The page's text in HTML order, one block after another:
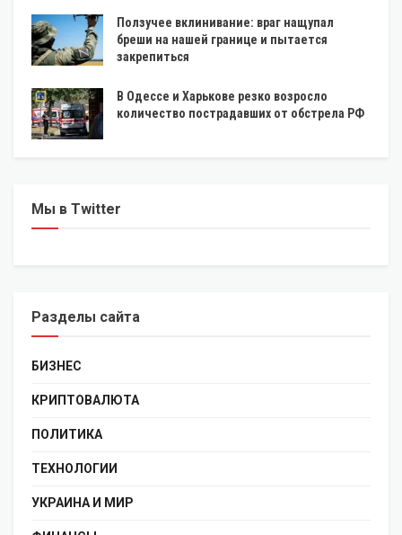
Ползучее вклинивание: враг нащупал
бреши на нашей границе и пытается
закрепиться
В Одессе и Харькове резко возросло
количество пострадавших от обстрела РФ
Мы в Twitter
Разделы сайта
БИЗНЕС
КРИПТОВАЛЮТА
ПОЛИТИКА
ТЕХНОЛОГИИ
УКРАИНА И МИР